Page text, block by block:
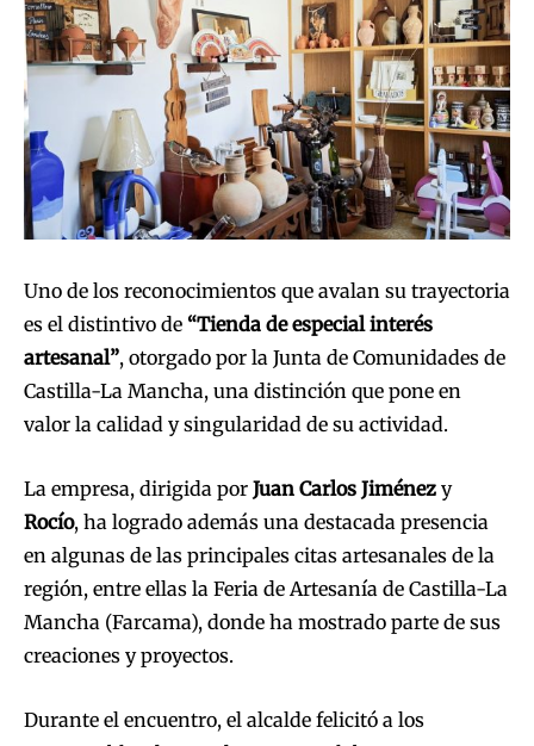
Uno de los reconocimientos que avalan su trayectoria
es el distintivo de “Tienda de especial interés
artesanal”, otorgado por la Junta de Comunidades de
Castilla-La Mancha, una distinción que pone en
valor la calidad y singularidad de su actividad.
La empresa, dirigida por Juan Carlos Jiménez y
Rocío, ha logrado además una destacada presencia
en algunas de las principales citas artesanales de la
región, entre ellas la Feria de Artesanía de Castilla-La
Mancha (Farcama), donde ha mostrado parte de sus
creaciones y proyectos.
Durante el encuentro, el alcalde felicitó a los